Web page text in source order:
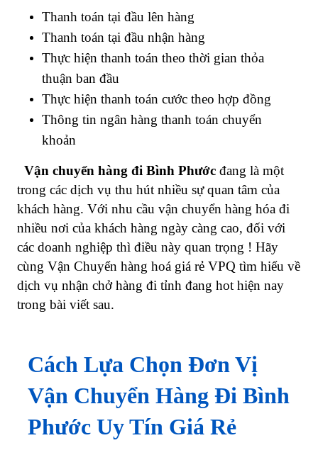
Thanh toán tại đầu lên hàng
Thanh toán tại đầu nhận hàng
Thực hiện thanh toán theo thời gian thỏa
thuận ban đầu
Thực hiện thanh toán cước theo hợp đồng
Thông tin ngân hàng thanh toán chuyển
khoản
Vận chuyển hàng đi Bình Phước đang là một
trong các dịch vụ thu hút nhiều sự quan tâm của
khách hàng. Với nhu cầu vận chuyển hàng hóa đi
nhiều nơi của khách hàng ngày càng cao, đối với
các doanh nghiệp thì điều này quan trọng ! Hãy
cùng Vận Chuyển hàng hoá giá rẻ VPQ tìm hiểu về
dịch vụ nhận chở hàng đi tỉnh đang hot hiện nay
trong bài viết sau.
Cách Lựa Chọn Đơn Vị
Vận Chuyển Hàng Đi Bình
Phước Uy Tín Giá Rẻ